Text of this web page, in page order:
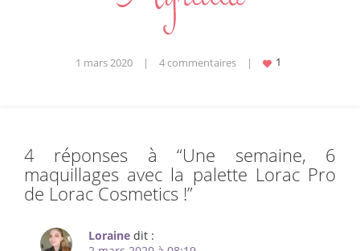
1 mars 2020 | 4 commentaires |
4 réponses à “Une semaine, 6
maquillages avec la palette Lorac Pro
de Lorac Cosmetics !”
Loraine dit :